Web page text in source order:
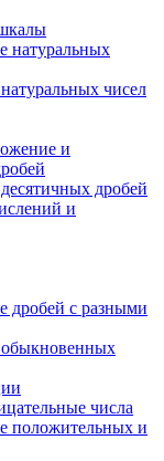
натуральных
чисел
и
дробей
и
дробей с разными
числа
положительных и